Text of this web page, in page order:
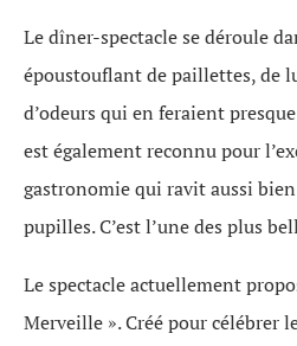
Le dîner-spectacle se déroule
époustouflant de paillettes, de
d’odeurs qui en feraient
est également reconnu pour
gastronomie qui ravit aussi
pupilles. C’est l’une des plus
Le spectacle actuellement
Merveille ». Créé pour célébrer